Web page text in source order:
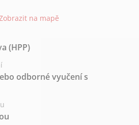
na mapě
(HPP)
odborné vyučení s